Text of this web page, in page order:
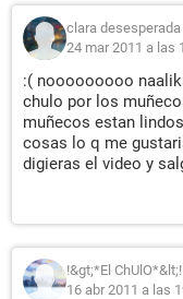
clara
24 mar 2011 a las
:( nooooooooo
chulo por los
muñecos estan
cosas lo q me
digieras el video y
!&gt;*El ChUlO*&lt;!
16 abr 2011 a las